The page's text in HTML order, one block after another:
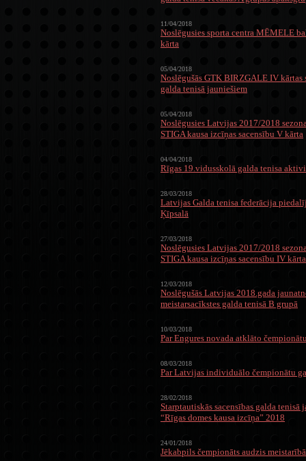
11/04/2018
Noslēgusies sporta centra MĒMELE
kārta
05/04/2018
Noslēgušās GTK BIRZGALE IV kārtas
galda tenisā jauniešiem
05/04/2018
Noslēgusies Latvijas 2017/2018
STIGA kausa izcīņas sacensību V kārta
04/04/2018
Rīgas 19.vidusskolā galda tenisa
28/03/2018
Latvijas Galda tenisa federācija
Ķīpsalā
27/03/2018
Noslēgusies Latvijas 2017/2018
STIGA kausa izcīņas sacensību IV kārta
12/03/2018
Noslēgušās Latvijas 2018.gada
meistarsacīkstes galda tenisā B grupā
10/03/2018
Par Engures novada atklāto
08/03/2018
Par Latvijas individuālo čempionātu
28/02/2018
Starptautiskās sacensības galda tenisā
“Rīgas domes kausa izcīņa” 2018
24/01/2018
Jēkabpils čempionāts audzis meistarībā